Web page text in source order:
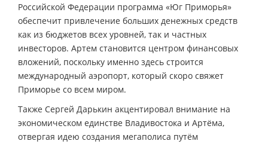
Российской Федерации программа «Юг Приморья»
обеспечит привлечение больших денежных средств
как из бюджетов всех уровней, так и частных
инвесторов. Артем становится центром финансовых
вложений, поскольку именно здесь строится
международный аэропорт, который скоро свяжет
Приморье со всем миром.
Также Сергей Дарькин акцентировал внимание на
экономическом единстве Владивостока и Артёма,
отвергая идею создания мегаполиса путём